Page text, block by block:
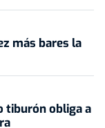
más bares la
tiburón obliga a